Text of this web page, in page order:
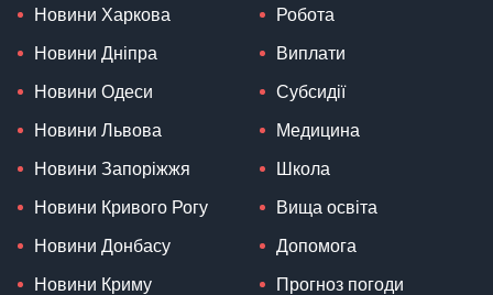
Новини Харкова
Новини Дніпра
Новини Одеси
Новини Львова
Новини Запоріжжя
Новини Кривого Рогу
Новини Донбасу
Новини Криму
Робота
Виплати
Субсидії
Медицина
Школа
Вища освіта
Допомога
Прогноз погоди